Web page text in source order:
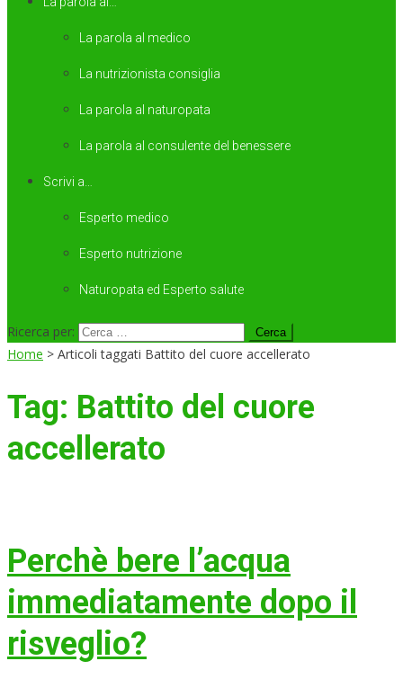
La parola al medico
La nutrizionista consiglia
La parola al naturopata
La parola al consulente del benessere
Scrivi a…
Esperto medico
Esperto nutrizione
Naturopata ed Esperto salute
Ricerca per:
Home > Articoli taggati Battito del cuore accellerato
Tag: Battito del cuore
accellerato
Perchè bere l’acqua
immediatamente dopo il
risveglio?